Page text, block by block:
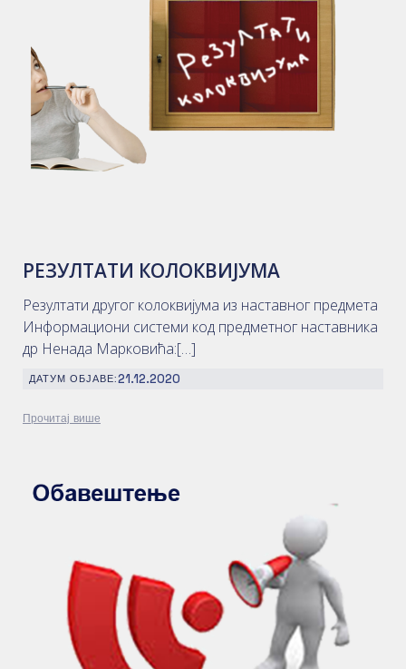
РЕЗУЛТАТИ КОЛОКВИЈУМА
Резултати другог колоквијума из наставног предмета
Информациони системи код предметног наставника
др Ненада Марковића:[…]
ДАТУМ ОБЈАВЕ:21.12.2020
Прочитај више